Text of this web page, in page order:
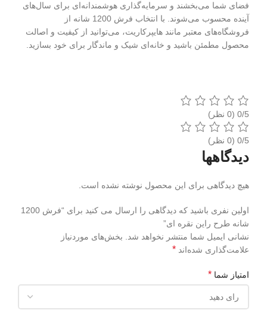
فضای شما می‌بخشند و سرمایه‌گذاری هوشمندانه‌ای برای سال‌های
آینده محسوب می‌شوند. با انتخاب فرش 1200 شانه از
فروشگاه‌های معتبر مانند هایپرکاریت، می‌توانید از کیفیت و اصالت
محصول مطمئن باشید و خانه‌ای شیک و ماندگار برای خود بسازید.
‫0/5
‫0/5
دیدگاهها
هیچ دیدگاهی برای این محصول نوشته نشده است.
اولین نفری باشید که دیدگاهی را ارسال می کنید برای “فرش 1200
شانه طرح راین نقره ای”
نشانی ایمیل شما منتشر نخواهد شد. بخش‌های موردنیاز
علامت‌گذاری شده‌اند *
امتیاز شما *